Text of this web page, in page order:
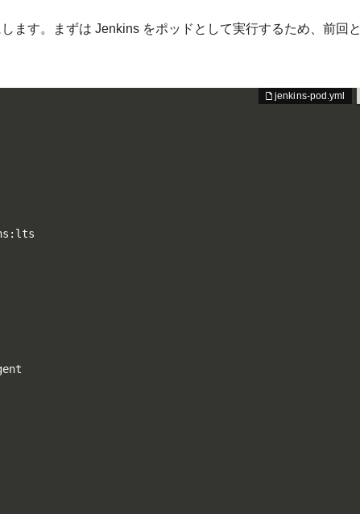
ます。まずは Jenkins をポッドとして実行するため、前回と